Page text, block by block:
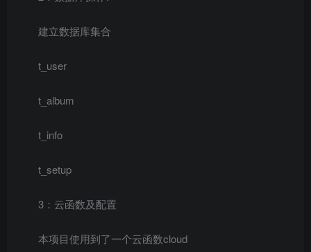
建立数据库集合
t_user
t_album
t_info
t_setup
3：云函数及配置
本项目使用到了一个云函数cloud